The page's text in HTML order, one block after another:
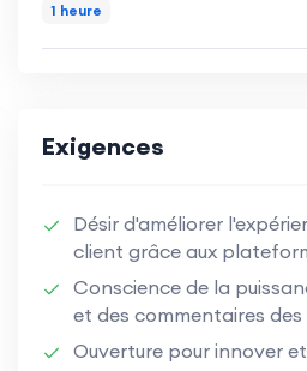
1 heure
Exigences
Désir d'améliorer
client grâce aux
Conscience de la
et des commentaires
Ouverture pour innover